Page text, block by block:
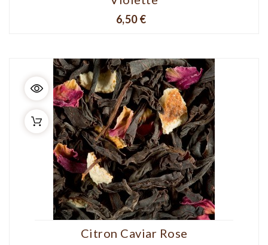
Prix
6,50 €
Citron Caviar Rose